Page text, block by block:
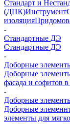
Стандарт и
(ДПК)Инструмент
изоляция
-
Стандартные ДЭ
Стандартные ДЭ
-
Доборные
Доборные
фасада и софитов
-
Доборные
Доборные
элементы для